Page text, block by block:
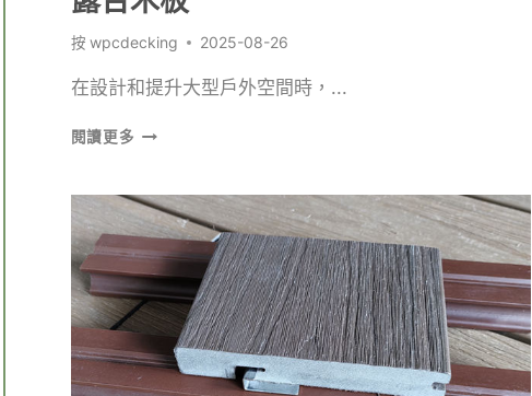
按 wpcdecking 2025-08-26
在設計和提升大型戶外空間時，...
閱讀更多
戶
外
選
擇
20
呎
長